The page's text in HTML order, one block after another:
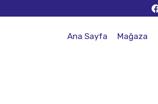
Ana Sayfa Mağaza